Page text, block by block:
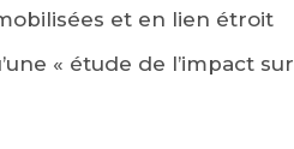
et en lien étroit
« étude de l’impact sur